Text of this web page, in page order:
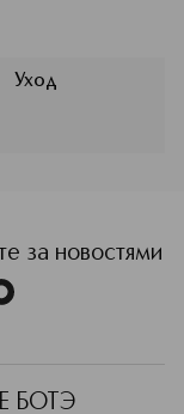
Уход
за новостями
БОТЭ